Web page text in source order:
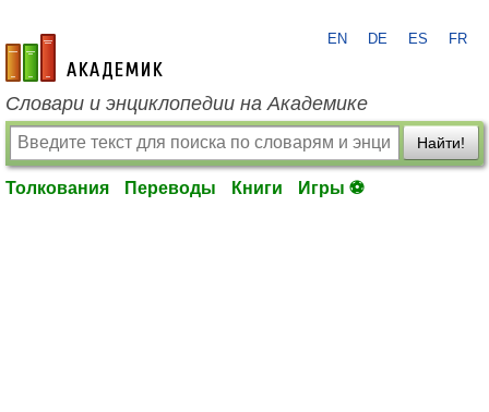
academic.ru
EN DE ES FR
Словари и энциклопедии на Академике
Найти!
Толкования Переводы Книги Игры ⚽